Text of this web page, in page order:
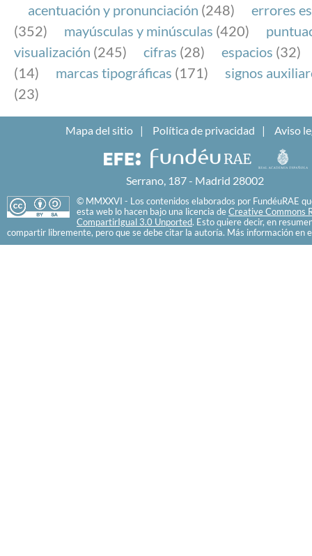
acentuación y pronunciación (248)
errores
(352)
mayúsculas y minúsculas (420)
visualización (245) cifras (28) espacios (32)
(14)
marcas tipográficas (171)
signos
(23)
Mapa del sitio Política de privacidad Aviso
Serrano, 187 - Madrid 28002
© MMXXVI - Los contenidos elaborados por FundéuRAE
esta web lo hacen bajo una licencia de Creative Commons
CompartirIgual 3.0 Unported. Esto quiere decir, en
compartir libremente, pero que se debe citar la autoría. Más información en